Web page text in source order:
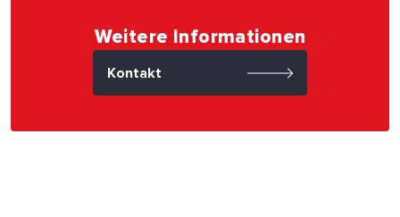
Weitere Informationen
Kontakt